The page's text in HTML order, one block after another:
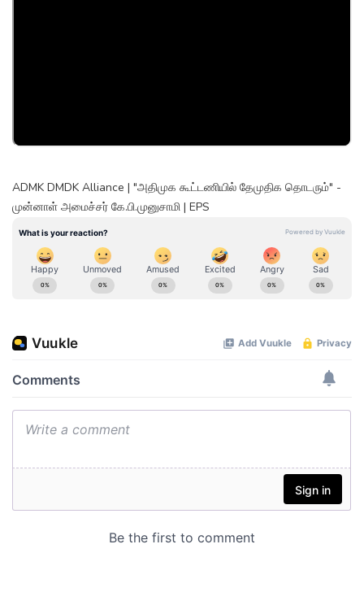
ADMK DMDK Alliance | "அதிமுக கூட்டணியில் தேமுதிக தொடரும்" -
முன்னாள் அமைச்சர் கே.பி.முனுசாமி | EPS